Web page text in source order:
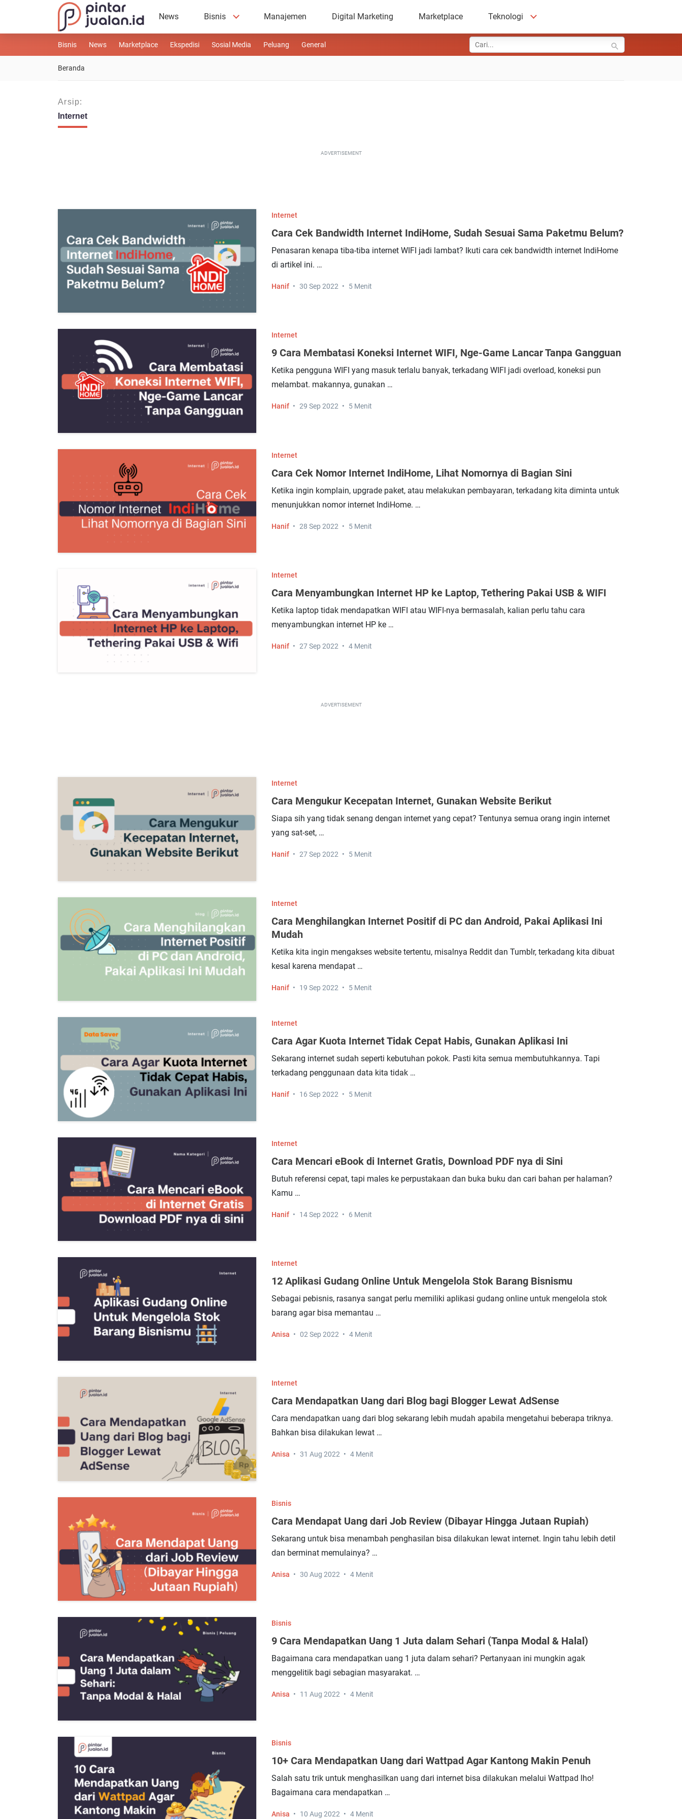
News Bisnis Manajemen Digital Marketing Marketplace Teknologi
Bisnis News Marketplace Ekspedisi Sosial Media Peluang General
Beranda
Arsip:
Internet
ADVERTISEMENT
Internet
Cara Cek Bandwidth Internet IndiHome, Sudah Sesuai Sama Paketmu Belum?
Penasaran kenapa tiba-tiba internet WIFI jadi lambat? Ikuti cara cek bandwidth internet IndiHome
di artikel ini. …
Hanif 30 Sep 2022 5 Menit
Internet
9 Cara Membatasi Koneksi Internet WIFI, Nge-Game Lancar Tanpa Gangguan
Ketika pengguna WIFI yang masuk terlalu banyak, terkadang WIFI jadi overload, koneksi pun
melambat. makannya, gunakan …
Hanif 29 Sep 2022 5 Menit
Internet
Cara Cek Nomor Internet IndiHome, Lihat Nomornya di Bagian Sini
Ketika ingin komplain, upgrade paket, atau melakukan pembayaran, terkadang kita diminta untuk
menunjukkan nomor internet IndiHome. …
Hanif 28 Sep 2022 5 Menit
Internet
Cara Menyambungkan Internet HP ke Laptop, Tethering Pakai USB & WIFI
Ketika laptop tidak mendapatkan WIFI atau WIFI-nya bermasalah, kalian perlu tahu cara
menyambungkan internet HP ke …
Hanif 27 Sep 2022 4 Menit
ADVERTISEMENT
Internet
Cara Mengukur Kecepatan Internet, Gunakan Website Berikut
Siapa sih yang tidak senang dengan internet yang cepat? Tentunya semua orang ingin internet
yang sat-set, …
Hanif 27 Sep 2022 5 Menit
Internet
Cara Menghilangkan Internet Positif di PC dan Android, Pakai Aplikasi Ini
Mudah
Ketika kita ingin mengakses website tertentu, misalnya Reddit dan Tumblr, terkadang kita dibuat
kesal karena mendapat …
Hanif 19 Sep 2022 5 Menit
Internet
Cara Agar Kuota Internet Tidak Cepat Habis, Gunakan Aplikasi Ini
Sekarang internet sudah seperti kebutuhan pokok. Pasti kita semua membutuhkannya. Tapi
terkadang penggunaan data kita tidak …
Hanif 16 Sep 2022 5 Menit
Internet
Cara Mencari eBook di Internet Gratis, Download PDF nya di Sini
Butuh referensi cepat, tapi males ke perpustakaan dan buka buku dan cari bahan per halaman?
Kamu …
Hanif 14 Sep 2022 6 Menit
Internet
12 Aplikasi Gudang Online Untuk Mengelola Stok Barang Bisnismu
Sebagai pebisnis, rasanya sangat perlu memiliki aplikasi gudang online untuk mengelola stok
barang agar bisa memantau …
Anisa 02 Sep 2022 4 Menit
Internet
Cara Mendapatkan Uang dari Blog bagi Blogger Lewat AdSense
Cara mendapatkan uang dari blog sekarang lebih mudah apabila mengetahui beberapa triknya.
Bahkan bisa dilakukan lewat …
Anisa 31 Aug 2022 4 Menit
Bisnis
Cara Mendapat Uang dari Job Review (Dibayar Hingga Jutaan Rupiah)
Sekarang untuk bisa menambah penghasilan bisa dilakukan lewat internet. Ingin tahu lebih detil
dan berminat memulainya? …
Anisa 30 Aug 2022 4 Menit
Bisnis
9 Cara Mendapatkan Uang 1 Juta dalam Sehari (Tanpa Modal & Halal)
Bagaimana cara mendapatkan uang 1 juta dalam sehari? Pertanyaan ini mungkin agak
menggelitik bagi sebagian masyarakat. …
Anisa 11 Aug 2022 4 Menit
Bisnis
10+ Cara Mendapatkan Uang dari Wattpad Agar Kantong Makin Penuh
Salah satu trik untuk menghasilkan uang dari internet bisa dilakukan melalui Wattpad lho!
Bagaimana cara mendapatkan …
Anisa 10 Aug 2022 4 Menit